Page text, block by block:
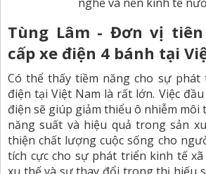
Tùng Lâm - Đơn vị
cấp xe điện 4 bánh tại
Có thể thấy tiềm năng cho sự phát
điện tại Việt Nam là rất lớn. Việc
điện sẽ giúp giảm thiểu ô nhiễm
năng suất và hiệu quả trong sản
thiện chất lượng cuộc sống cho
tích cực cho sự phát triển kinh tế